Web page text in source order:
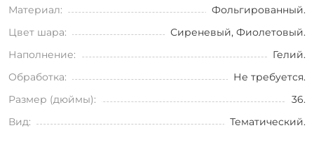
Материал:
Фольгированный.
Цвет шара:
Сиреневый, Фиолетовый.
Наполнение:
Гелий.
Обработка:
Не требуется.
Размер (дюймы):
36.
Вид:
Тематический.